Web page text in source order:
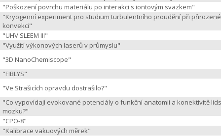
"Poškození povrchu materiálu po interakci s iontovým svazkem"
"Kryogenní experiment pro studium turbulentního proudění při přirozené
konvekci"
"UHV SLEEM III"
"Využití výkonových laserů v průmyslu"
"3D NanoChemiscope"
"FIBLYS"
"Ve Strašicích opravdu dostrašilo?"
"Co vypovídají evokované potenciály o funkční anatomii a konektivitě
mozku?"
"CPO-8"
"Kalibrace vakuových měrek"